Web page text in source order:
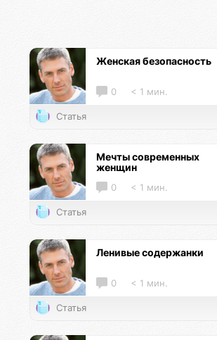
Женская безопасность
0 < 1 мин.
Статья
Мечты современных
женщин
0 < 1 мин.
Статья
Ленивые содержанки
0 < 1 мин.
Статья